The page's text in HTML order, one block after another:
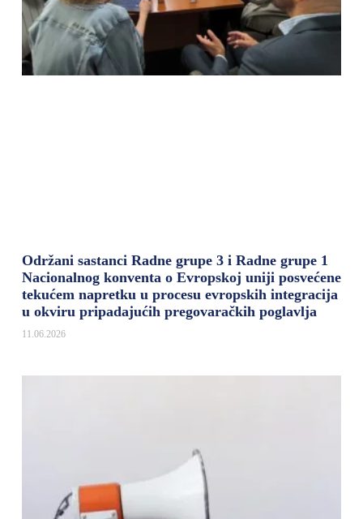
Održani sastanci Radne grupe 3 i Radne grupe 1
Nacionalnog konventa o Evropskoj uniji posvećene
tekućem napretku u procesu evropskih integracija
u okviru pripadajućih pregovaračkih poglavlja
11.06.2026